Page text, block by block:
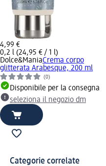
4,99 €
0,2 l (24,95 € / 1 l)
Dolce&ManiaCrema corpo
glitterata Arabesque, 200 ml
(0)
Disponibile per la consegna
seleziona il negozio dm
Categorie correlate